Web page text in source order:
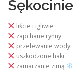
liście i igliwie
zapchane rynny
przelewanie wody
uszkodzone haki
zamarzanie zimą